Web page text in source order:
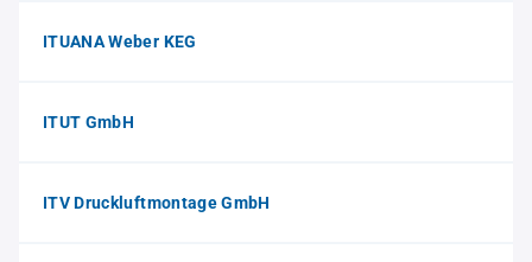
ITUANA Weber KEG
ITUT GmbH
ITV Druckluftmontage GmbH